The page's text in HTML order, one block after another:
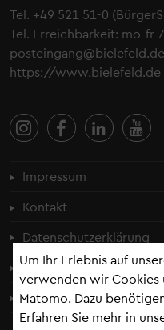
Um Ihr Erlebnis auf
verwenden wir Cookies
Matomo. Dazu
Erfahren Sie mehr in
Tel. +49 521 51-0
Tel. Erreichbarkeit: mo-fr
posteingang@bielefeld.de
https://www.bielefeld.de
Fußzeilenmenü
Impressum
Kontakt
Datenschutzerklärung
Cookie-Einstellungen
Erklärung zur